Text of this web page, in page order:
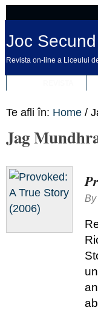
Joc Secund
Revista on-line a Liceului
Te afli în: Home /
Jag
By